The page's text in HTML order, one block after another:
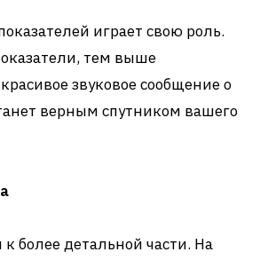
играет свою роль.
тем выше
звуковое сообщение о
верным спутником вашего
более детальной части. На